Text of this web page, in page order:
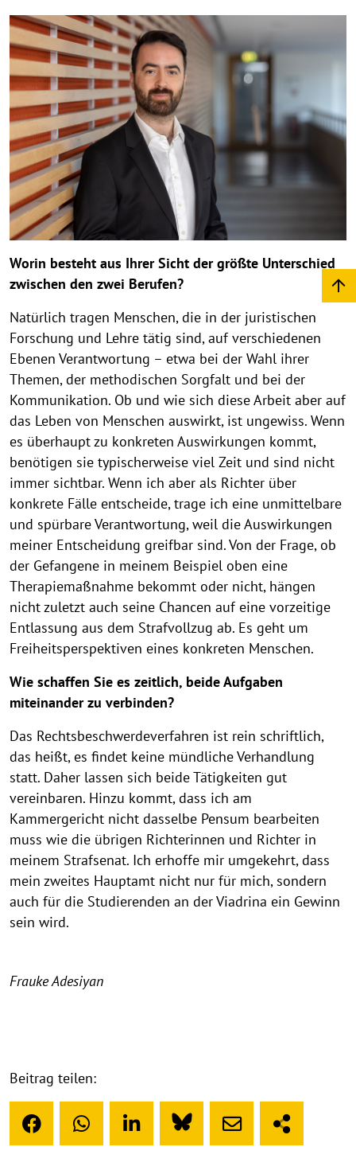
Worin besteht aus Ihrer Sicht der größte Unterschied
zwischen den zwei Berufen?
Natürlich tragen Menschen, die in der juristischen
Forschung und Lehre tätig sind, auf verschiedenen
Ebenen Verantwortung – etwa bei der Wahl ihrer
Themen, der methodischen Sorgfalt und bei der
Kommunikation. Ob und wie sich diese Arbeit aber auf
das Leben von Menschen auswirkt, ist ungewiss. Wenn
es überhaupt zu konkreten Auswirkungen kommt,
benötigen sie typischerweise viel Zeit und sind nicht
immer sichtbar. Wenn ich aber als Richter über
konkrete Fälle entscheide, trage ich eine unmittelbare
und spürbare Verantwortung, weil die Auswirkungen
meiner Entscheidung greifbar sind. Von der Frage, ob
der Gefangene in meinem Beispiel oben eine
Therapiemaßnahme bekommt oder nicht, hängen
nicht zuletzt auch seine Chancen auf eine vorzeitige
Entlassung aus dem Strafvollzug ab. Es geht um
Freiheitsperspektiven eines konkreten Menschen.
Wie schaffen Sie es zeitlich, beide Aufgaben
miteinander zu verbinden?
Das Rechtsbeschwerdeverfahren ist rein schriftlich,
das heißt, es findet keine mündliche Verhandlung
statt. Daher lassen sich beide Tätigkeiten gut
vereinbaren. Hinzu kommt, dass ich am
Kammergericht nicht dasselbe Pensum bearbeiten
muss wie die übrigen Richterinnen und Richter in
meinem Strafsenat. Ich erhoffe mir umgekehrt, dass
mein zweites Hauptamt nicht nur für mich, sondern
auch für die Studierenden an der Viadrina ein Gewinn
sein wird.
Frauke Adesiyan
Beitrag teilen: